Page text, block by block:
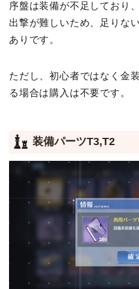
序盤は装備が不足しており
出撃が難しいため、足りな
ありです。
ただし、初心者ではなく金
る場合は購入は不要です。
装備パーツT3,T2